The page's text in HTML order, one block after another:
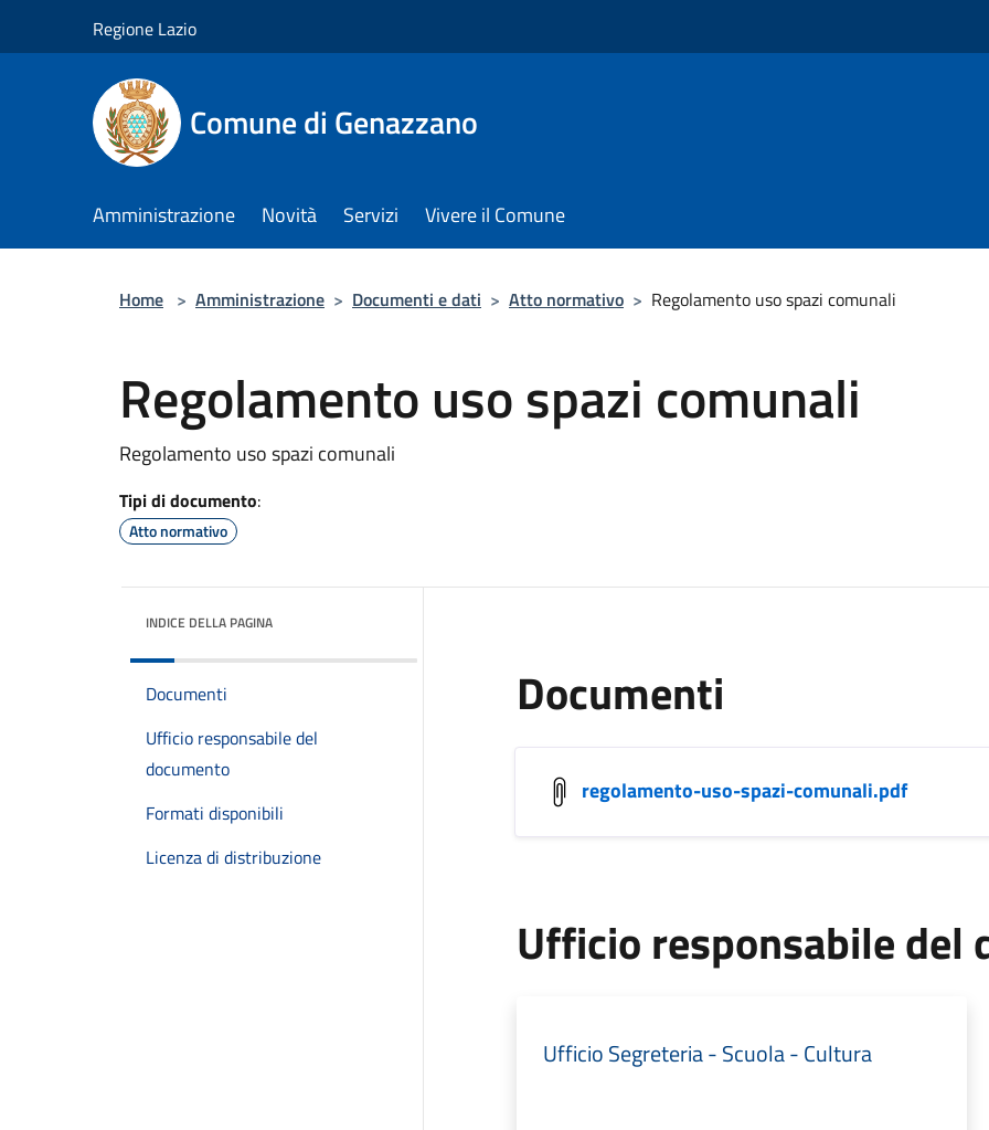
Regione Lazio
Comune di Genazzano
Amministrazione Novità Servizi Vivere il Comune
Home > Amministrazione > Documenti e dati > Atto normativo > Regolamento uso spazi comunali
Regolamento uso spazi comunali
Regolamento uso spazi comunali
Tipi di documento:
Atto normativo
INDICE DELLA PAGINA
Documenti
Ufficio responsabile del
documento
Formati disponibili
Licenza di distribuzione
Documenti
regolamento-uso-spazi-comunali.pdf
Ufficio responsabile del
Ufficio Segreteria - Scuola - Cultura